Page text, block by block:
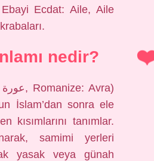
Ecdat: Aile, Aile
nedir?
İslam’dan sonra ele
kısımlarını tanımlar.
samimi yerleri
yasak veya günah